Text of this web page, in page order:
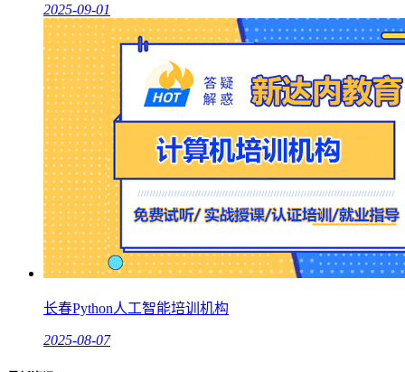
2025-09-01
长春Python人工智能培训机构
2025-08-07